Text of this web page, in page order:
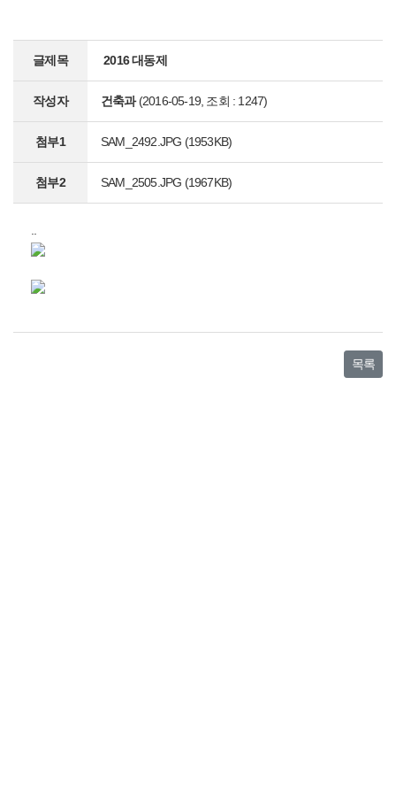
글제목 2016 대동제
작성자 건축과(2016-05-19, 조회 : 1247)
첨부1 SAM_2492.JPG (1953KB)
첨부2 SAM_2505.JPG (1967KB)
목록